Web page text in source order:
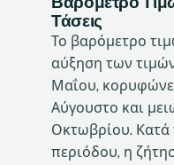
Τάσεις
Το βαρόμετρο
αύξηση των
Μαΐου,
Αύγουστο και
Οκτωβρίου. Κατά
περιόδου, η